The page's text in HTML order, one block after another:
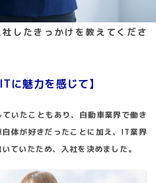
したきっかけを教えてくださ
に魅力を感じて】
いたこともあり、自動車業界で働き
体が好きだったことに加え、IT業界
ていたため、入社を決めました。